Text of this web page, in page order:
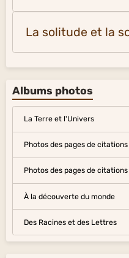
La solitude et la
Albums photos
La Terre et l'Univers
Photos des pages de citations
Photos des pages de citations
À la découverte du monde
Des Racines et des Lettres